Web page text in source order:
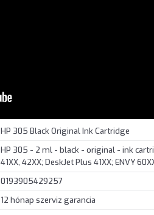
HP 305 Black Original Ink Cartridge
HP 305 - 2 ml - black - original - ink
41XX, 42XX; DeskJet Plus 41XX; ENVY
0193905429257
12 hónap szerviz garancia